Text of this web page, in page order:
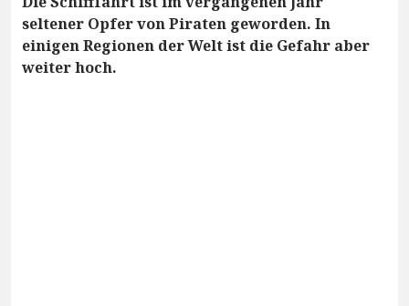
seltener Opfer von Piraten geworden. In
einigen Regionen der Welt ist die Gefahr aber
weiter hoch.